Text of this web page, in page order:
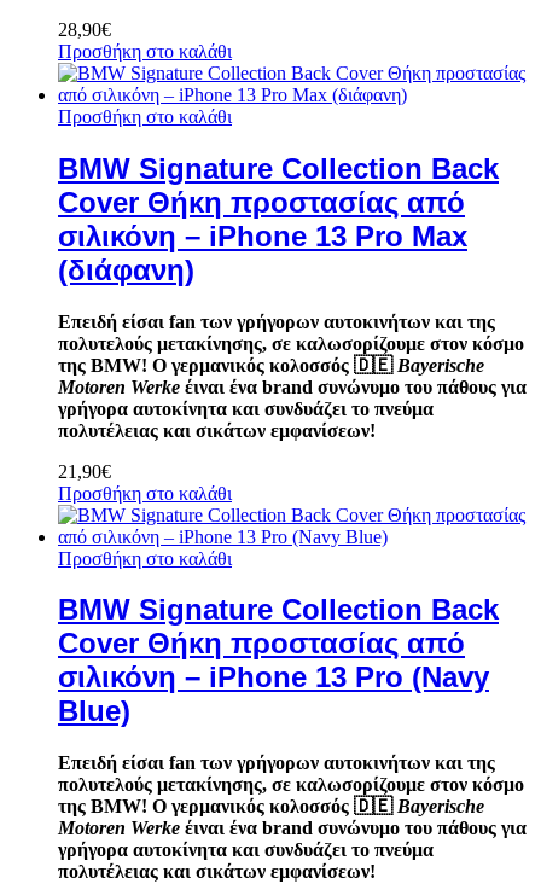
28,90€
Προσθήκη στο καλάθι
Προσθήκη στο καλάθι
BMW Signature Collection Back
Cover Θήκη προστασίας από
σιλικόνη – iPhone 13 Pro Max
(διάφανη)
Επειδή είσαι fan των γρήγορων αυτοκινήτων και της
πολυτελούς μετακίνησης, σε καλωσορίζουμε στον κόσμο
της BMW! Ο γερμανικός κολοσσός 🇩🇪 Bayerische
Motoren Werke έιναι ένα brand συνώνυμο του πάθους για
γρήγορα αυτοκίνητα και συνδυάζει το πνεύμα
πολυτέλειας και σικάτων εμφανίσεων!
21,90€
Προσθήκη στο καλάθι
Προσθήκη στο καλάθι
BMW Signature Collection Back
Cover Θήκη προστασίας από
σιλικόνη – iPhone 13 Pro (Navy
Blue)
Επειδή είσαι fan των γρήγορων αυτοκινήτων και της
πολυτελούς μετακίνησης, σε καλωσορίζουμε στον κόσμο
της BMW! Ο γερμανικός κολοσσός 🇩🇪 Bayerische
Motoren Werke έιναι ένα brand συνώνυμο του πάθους για
γρήγορα αυτοκίνητα και συνδυάζει το πνεύμα
πολυτέλειας και σικάτων εμφανίσεων!